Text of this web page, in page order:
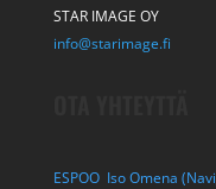
STAR IMAGE OY
info@starimage.fi
ESPOO Iso Omena